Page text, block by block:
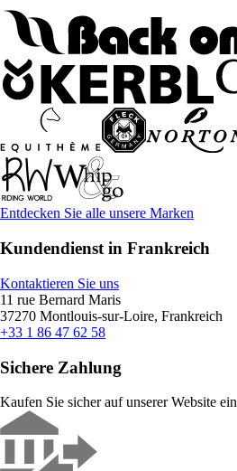
Entdecken Sie alle unsere Marken
Kundendienst in Frankreich
Kontaktieren Sie uns
11 rue Bernard Maris
37270 Montlouis-sur-Loire, Frankreich
+33 1 86 47 62 58
Sichere Zahlung
Kaufen Sie sicher auf unserer Website ein